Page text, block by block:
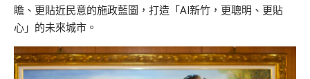
瞻、更貼近民意的施政藍圖，打造「AI新竹，更聰明、更貼
心」的未來城市。